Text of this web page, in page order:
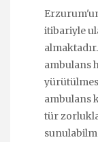
itibariyle
ambulans
ambulans
tür